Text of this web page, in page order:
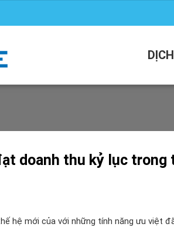
doanh thu kỷ lục trong
hệ mới của với những tính năng ưu việt